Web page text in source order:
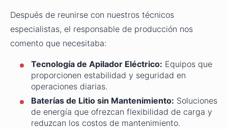
Después de reunirse con nuestros técnicos
especialistas, el responsable de producción nos
comento que necesitaba:
Tecnología de Apilador Eléctrico: Equipos que
proporcionen estabilidad y seguridad en
operaciones diarias.
Baterías de Litio sin Mantenimiento: Soluciones
de energía que ofrezcan flexibilidad de carga y
reduzcan los costos de mantenimiento.